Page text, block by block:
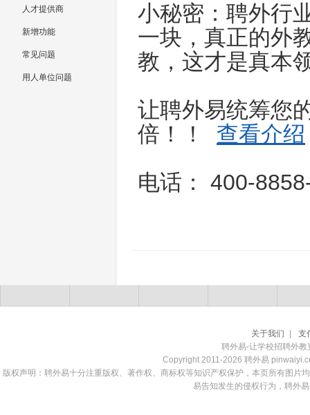
人才提供商
新增功能
常见问题
用人单位问题
小秘密：聘外行
一块，真正的外
教，这才是真本
让聘外易统筹您
倍！！ 查看介绍
电话： 400-
关于我们
支
聘外易-让学校招聘外
Copyright 2011-2026 聘外易
版权声明：聘外易十分注重版权、著作权、商标权等知识产权保护，本页所有图
易告知发生的侵权行为，聘外